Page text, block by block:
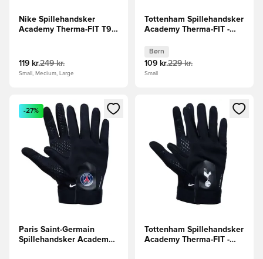
Nike Spillehandsker
Academy Therma-FIT T90
119 kr.249 kr.
Small, Medium, Large
Tottenham Spillehandsker
Academy Therma-FIT -
Børn
109 kr.229 kr.
Small
Åbner en Modal til at logge ind eller tilmelde dig som
-27%
Paris Saint-Germain
Spillehandsker Academy
Åbner en Modal til at logge
Tottenham Spillehandsker
Academy Therma-FIT -